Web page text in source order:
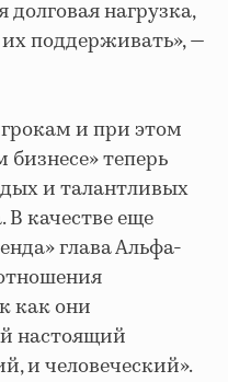
нагрузка,
поддерживать», —
и при этом
теперь
и талантливых
В качестве еще
глава Альфа-
как они
настоящий
и человеческий».